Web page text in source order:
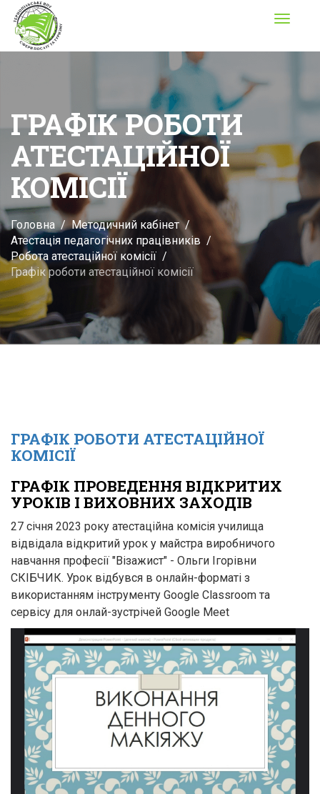
Toggle
ГРАФІК РОБОТИ
АТЕСТАЦІЙНОЇ
КОМІСІЇ
Головна
Методичний кабінет
Атестація педагогічних працівників
Робота атестаційної комісії
Графік роботи атестаційної комісії
ГРАФІК РОБОТИ АТЕСТАЦІЙНОЇ
КОМІСІЇ
ГРАФІК ПРОВЕДЕННЯ ВІДКРИТИХ
УРОКІВ І ВИХОВНИХ ЗАХОДІВ
27 січня 2023 року атестаційна комісія училища
відвідала відкритий урок у майстра виробничого
навчання професії "Візажист" - Ольги Ігорівни
СКІБЧИК. Урок відбувся в онлайн-форматі з
використанням інструменту Google Classroom та
сервісу для онлай-зустрічей Google Meet